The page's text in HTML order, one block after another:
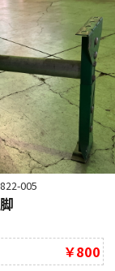
005
￥800